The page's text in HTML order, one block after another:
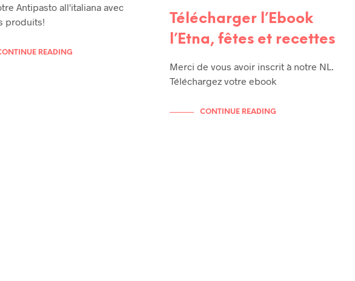
Antipasto all'italiana avec
produits!
READING
Télécharger l’Ebook
l’Etna, fêtes et recettes
Merci de vous avoir inscrit à notre NL.
Téléchargez votre ebook
CONTINUE READING